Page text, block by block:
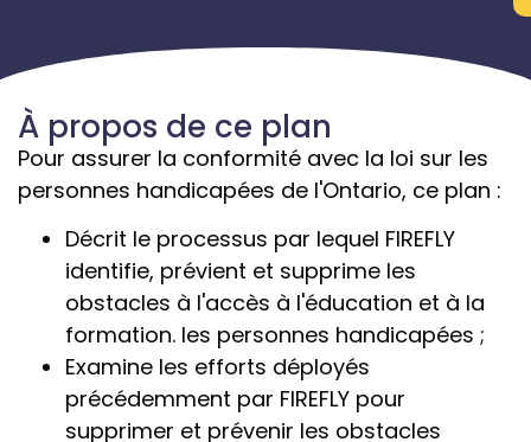
À propos de ce plan
Pour assurer la conformité avec la loi sur les
personnes handicapées de l'Ontario, ce plan :
Décrit le processus par lequel FIREFLY
identifie, prévient et supprime les
obstacles à l'accès à l'éducation et à la
formation. les personnes handicapées ;
Examine les efforts déployés
précédemment par FIREFLY pour
supprimer et prévenir les obstacles